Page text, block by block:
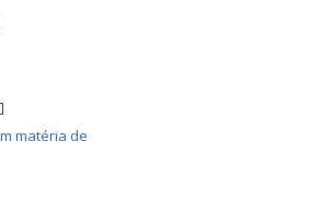
matéria de